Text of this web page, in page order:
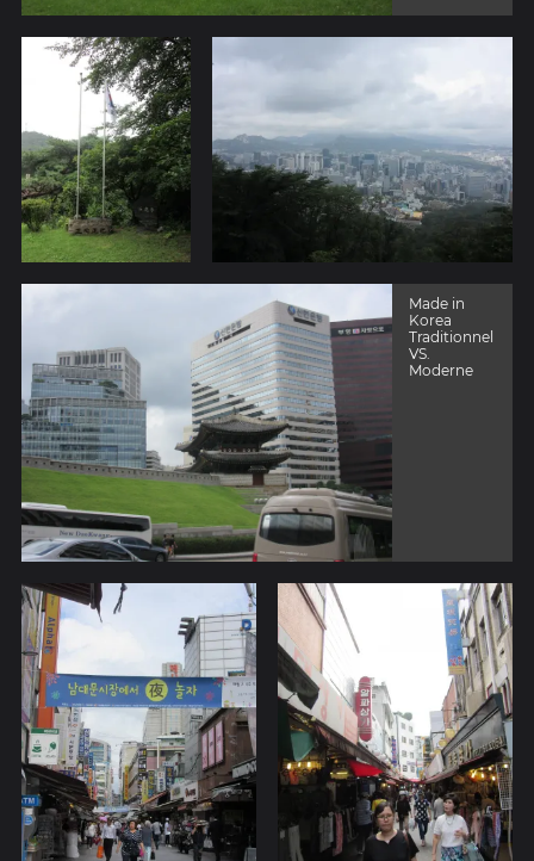
Made in
Korea
Traditionnel
VS.
Moderne